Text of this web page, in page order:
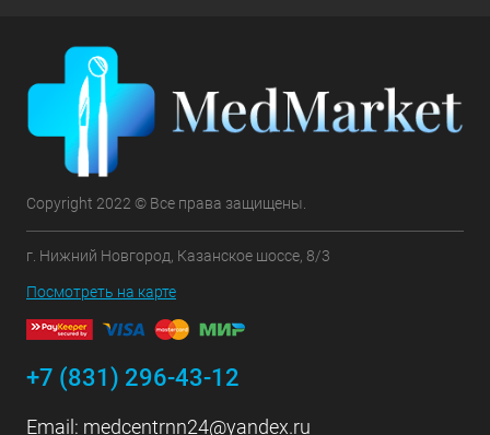
Copyright 2022 © Все права защищены.
г. Нижний Новгород, Казанское шоссе, 8/3
Посмотреть на карте
+7 (831) 296-43-12
Email: medcentrnn24@yandex.ru